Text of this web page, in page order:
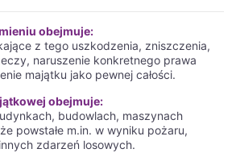
obejmuje:
z tego uszkodzenia, zniszczenia,
naruszenie konkretnego prawa
majątku jako pewnej całości.
obejmuje:
budowlach, maszynach
powstałe m.in. w wyniku pożaru,
zdarzeń losowych.